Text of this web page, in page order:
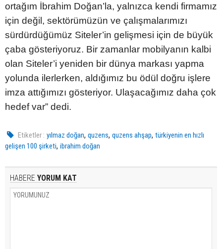
ortağım İbrahim Doğan’la, yalnızca kendi firmamız
için değil, sektörümüzün ve çalışmalarımızı
sürdürdüğümüz Siteler’in gelişmesi için de büyük
çaba gösteriyoruz. Bir zamanlar mobilyanın kalbi
olan Siteler’i yeniden bir dünya markası yapma
yolunda ilerlerken, aldığımız bu ödül doğru işlere
imza attığımızı gösteriyor. Ulaşacağımız daha çok
hedef var” dedi.
Etiketler : yılmaz doğan,quzens,quzens ahşap,türkiyenin en hızlı
gelişen 100 şirketi, ibrahim doğan
HABERE YORUM KAT